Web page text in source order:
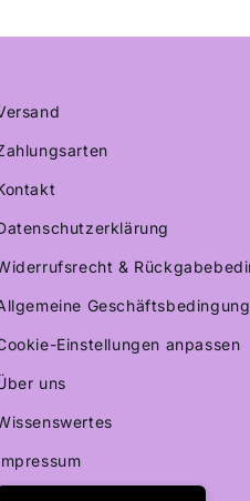
&
Einstellungen anpassen
uns